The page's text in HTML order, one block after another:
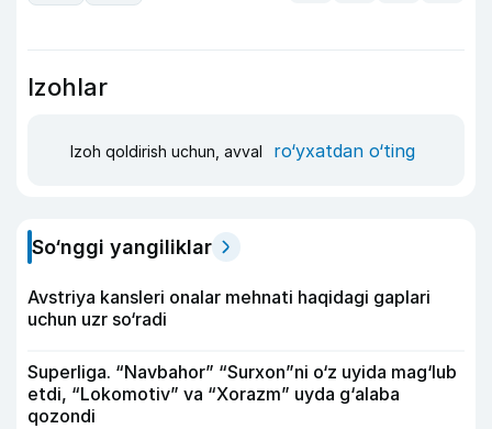
Izohlar
Izoh qoldirish uchun, avval ro‘yxatdan o‘ting
So‘nggi yangiliklar
Avstriya kansleri onalar mehnati haqidagi gaplari
uchun uzr so‘radi
Superliga. “Navbahor” “Surxon”ni o‘z uyida mag‘lub
etdi, “Lokomotiv” va “Xorazm” uyda g‘alaba
qozondi